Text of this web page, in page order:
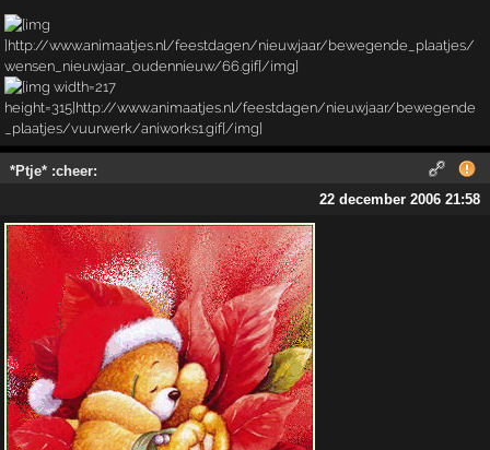
*Ptje* :cheer:
22 december 2006 21:58